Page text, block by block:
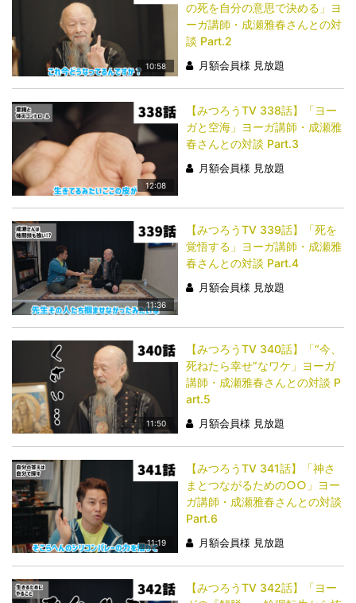
10:58
の死を自分の意思で決める」ヨ
ーガ講師・成瀬雅春さんとの対
談 Part.2
月額会員様 見放題
12:08
【みつろうTV 338話】「​​​​​​​ヨー
ガと空海」ヨーガ講師・成瀬雅
春さんとの対談 Part.3
月額会員様 見放題
11:36
【みつろうTV 339話】「​​​​​​​死を
覚悟する」ヨーガ講師・成瀬雅
春さんとの対談 Part.4
月額会員様 見放題
11:50
【みつろうTV 340話】「​​​​​​​“今、
死ねたら幸せ”なワケ」ヨーガ
講師・成瀬雅春さんとの対談 P
art.5
月額会員様 見放題
11:19
【みつろうTV 341話】「​​​​​​​神さ
まとつながるための○○」ヨー
ガ講師・成瀬雅春さんとの対談
Part.6
月額会員様 見放題
【みつろうTV 342話】「​​​​​​​ヨー